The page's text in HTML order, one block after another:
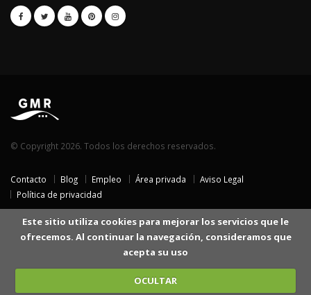
© Copyright 2026. Todos los derechos reservados.
Contacto Blog Empleo Área privada
Aviso Legal
Política de privacidad
Este sitio utiliza cookies para mejorar los servicios que le
ofrecemos. Al continuar la navegación, consideramos que
acepta su uso
OCULTAR